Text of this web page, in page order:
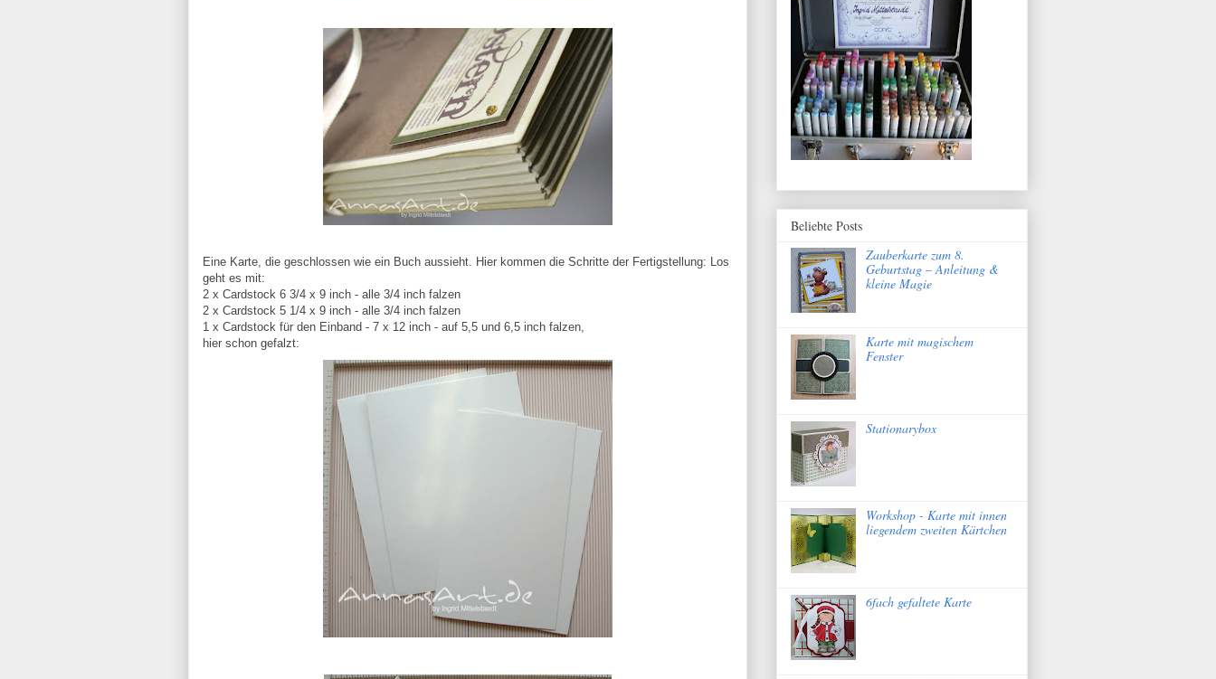
Eine Karte, die geschlossen wie ein Buch aussieht. Hier kommen die Schritte der Fertigstellung: Los
geht es mit:
2 x Cardstock 6 3/4 x 9 inch - alle 3/4 inch falzen
2 x Cardstock 5 1/4 x 9 inch - alle 3/4 inch falzen
1 x Cardstock für den Einband - 7 x 12 inch - auf 5,5 und 6,5 inch falzen,
hier schon gefalzt:
Beliebte Posts
Zauberkarte zum 8.
Geburtstag – Anleitung &
kleine Magie
Karte mit magischem
Fenster
Stationarybox
Workshop - Karte mit innen
liegendem zweiten Kärtchen
6fach gefaltete Karte